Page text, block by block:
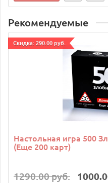
Рекомендуемые
Cкидка: 290.00 руб.
Настольная игра 500
(Еще 200 карт)
1290.00 руб.